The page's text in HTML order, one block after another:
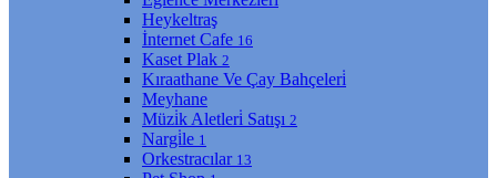
Heykeltraş
İnternet Cafe 16
Kaset Plak 2
Kıraathane Ve Çay Bahçeleri̇
Meyhane
Müzi̇k Aletleri̇ Satışı 2
Nargi̇le 1
Orkestracılar 13